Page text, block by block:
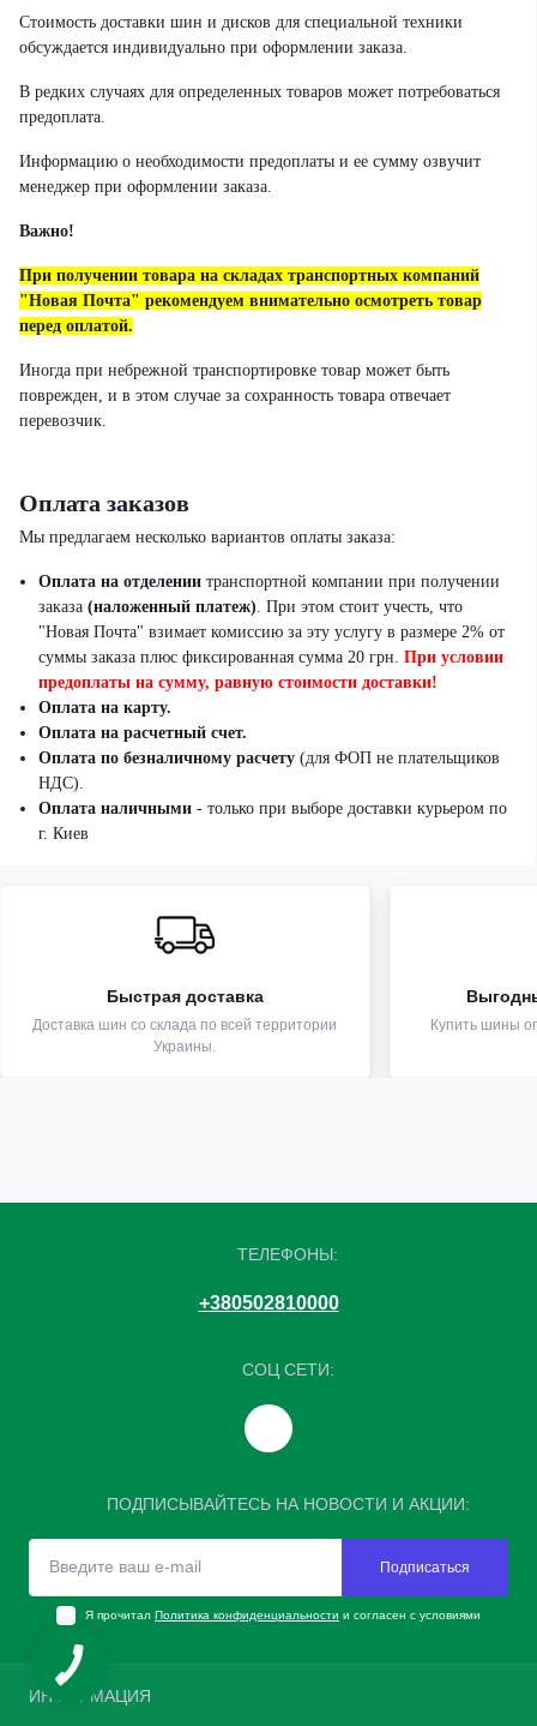
Стоимость доставки шин и дисков для специальной техники
обсуждается индивидуально при оформлении заказа.
В редких случаях для определенных товаров может потребоваться
предоплата.
Информацию о необходимости предоплаты и ее сумму озвучит
менеджер при оформлении заказа.
Важно!
При получении товара на складах транспортных компаний
"Новая Почта" рекомендуем внимательно осмотреть товар
перед оплатой.
Иногда при небрежной транспортировке товар может быть
поврежден, и в этом случае за сохранность товара отвечает
перевозчик.
Оплата заказов
Мы предлагаем несколько вариантов оплаты заказа:
Оплата на отделении транспортной компании при получении
заказа (наложенный платеж). При этом стоит учесть, что
"Новая Почта" взимает комиссию за эту услугу в размере 2% от
суммы заказа плюс фиксированная сумма 20 грн. При условии
предоплаты на сумму, равную стоимости доставки!
Оплата на карту.
Оплата на расчетный счет.
Оплата по безналичному расчету (для ФОП не плательщиков
НДС).
Оплата наличными - только при выборе доставки курьером по
г. Киев
Быстрая доставка
Доставка шин со склада по всей территории
Украины.
Купить шины
ТЕЛЕФОНЫ:
+380502810000
СОЦ СЕТИ:
ПОДПИСЫВАЙТЕСЬ НА НОВОСТИ И АКЦИИ:
Подписаться
Я прочитал Политика конфиденциальности и согласен с условиями
ИНФОРМАЦИЯ